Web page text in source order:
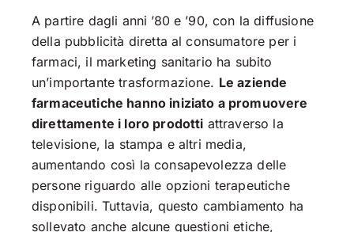
A partire dagli anni ’80 e ’90, con la diffusione
della pubblicità diretta al consumatore per i
farmaci, il marketing sanitario ha subito
un’importante trasformazione. Le aziende
farmaceutiche hanno iniziato a promuovere
direttamente i loro prodotti attraverso la
televisione, la stampa e altri media,
aumentando così la consapevolezza delle
persone riguardo alle opzioni terapeutiche
disponibili. Tuttavia, questo cambiamento ha
sollevato anche alcune questioni etiche,